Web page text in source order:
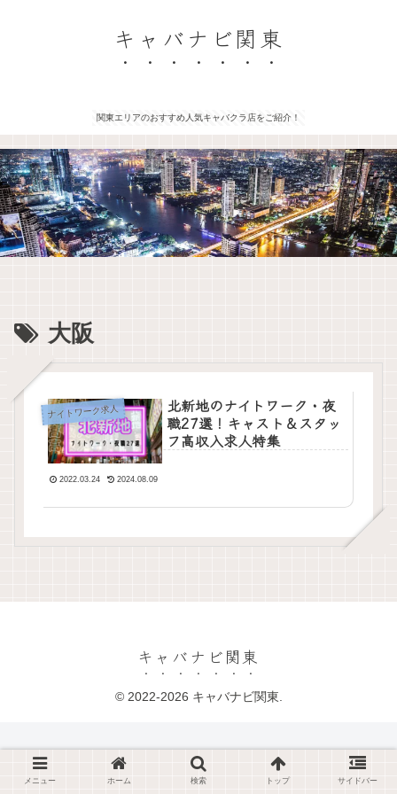
キャバナビ関東
関東エリアのおすすめ人気キャバクラ店をご紹介！
大阪
ナイトワーク求人
北新地のナイトワーク・夜
職27選！キャスト＆スタッ
フ高収入求人特集
2022.03.24 2024.08.09
キャバナビ関東
© 2022-2026 キャバナビ関東.
メニュー ホーム 検索 トップ サイドバー